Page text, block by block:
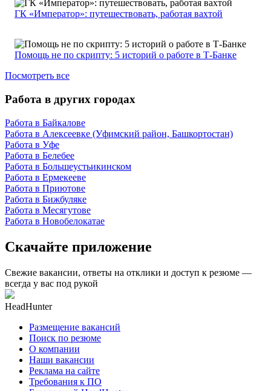
ГК «Император»: путешествовать, работая вахтой
Помощь не по скрипту: 5 историй о работе в Т-Банке
Посмотреть все
Работа в других городах
Работа в Байкалове
Работа в Алексеевке (Уфимский район, Башкортостан)
Работа в Уфе
Работа в Белебее
Работа в Большеустьикинском
Работа в Ермекееве
Работа в Приютове
Работа в Бижбуляке
Работа в Месягутове
Работа в Новобелокатае
Скачайте приложение
Свежие вакансии, ответы на отклики и доступ к резюме —
всегда у вас под рукой
HeadHunter
Размещение вакансий
Поиск по резюме
О компании
Наши вакансии
Реклама на сайте
Требования к ПО